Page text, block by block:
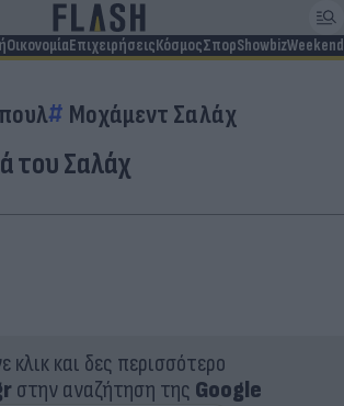
ΟικονομίαΕπιχειρήσειςΚόσμοςΣπορShowbizWeekend
Μοχάμεντ Σαλάχ
του Σαλάχ
κλικ και δες περισσότερο
στην αναζήτηση της Google